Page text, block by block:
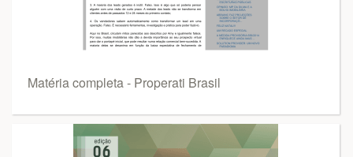
Matéria completa - Properati Brasil